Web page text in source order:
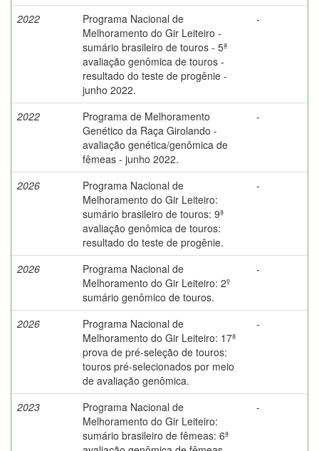
2022
Programa Nacional de
Melhoramento do Gir Leiteiro -
sumário brasileiro de touros - 5ª
avaliação genômica de touros -
resultado do teste de progênie -
junho 2022.
-
2022
Programa de Melhoramento
Genético da Raça Girolando -
avaliação genética/genômica de
fêmeas - junho 2022.
-
2026
Programa Nacional de
Melhoramento do Gir Leiteiro:
sumário brasileiro de touros: 9ª
avaliação genômica de touros:
resultado do teste de progênie.
-
2026
Programa Nacional de
Melhoramento do Gir Leiteiro: 2º
sumário genômico de touros.
-
2026
Programa Nacional de
Melhoramento do Gir Leiteiro: 17ª
prova de pré-seleção de touros:
touros pré-selecionados por meio
de avaliação genômica.
-
2023
Programa Nacional de
Melhoramento do Gir Leiteiro:
sumário brasileiro de fêmeas: 6ª
-